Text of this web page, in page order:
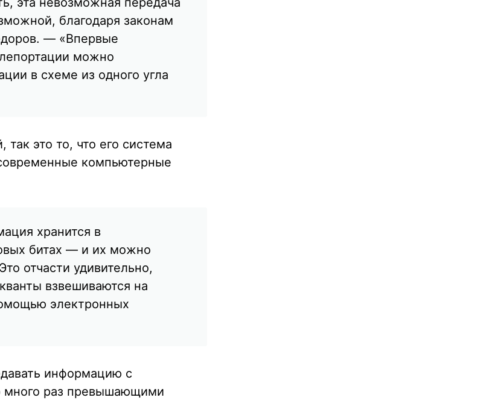
благодаря законам
— «Впервые
можно
в схеме из одного угла
это то, что его система
компьютерные
хранится в
битах — и их можно
отчасти удивительно,
взвешиваются на
электронных
информацию с
много раз превышающими